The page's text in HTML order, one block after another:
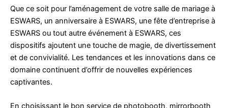
Que ce soit pour l’aménagement de votre salle de mariage à
ESWARS, un anniversaire à ESWARS, une fête d’entreprise à
ESWARS ou tout autre événement à ESWARS, ces
dispositifs ajoutent une touche de magie, de divertissement
et de convivialité. Les tendances et les innovations dans ce
domaine continuent d’offrir de nouvelles expériences
captivantes.
En choisissant le bon service de photobooth, mirrorbooth